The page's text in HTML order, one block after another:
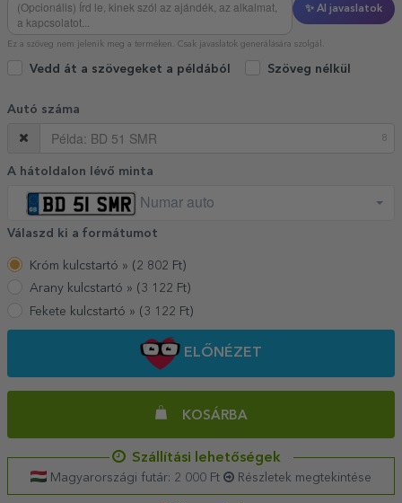
✨ AI javaslatok
Ez a szöveg nem jelenik meg a terméken. Csak javaslatok generálására szolgál.
Vedd át a szövegeket a példából Szöveg nélkül
Autó száma
8
A hátoldalon lévő minta
Numar auto
Válaszd ki a formátumot
Króm kulcstartó » (2 802 Ft)
Arany kulcstartó » ( 3 122 Ft)
Fekete kulcstartó » ( 3 122 Ft)
ELŐNÉZET
KOSÁRBA
Szállítási lehetőségek
Magyarországi futár: 2 000 Ft Részletek megtekintése